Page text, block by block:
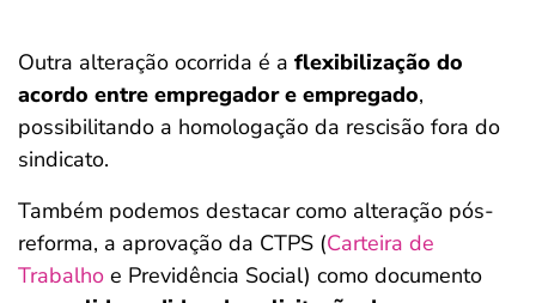
Outra alteração ocorrida é a flexibilização do
acordo entre empregador e empregado,
possibilitando a homologação da rescisão fora do
sindicato.
Também podemos destacar como alteração pós-
reforma, a aprovação da CTPS (Carteira de
Trabalho e Previdência Social) como documento